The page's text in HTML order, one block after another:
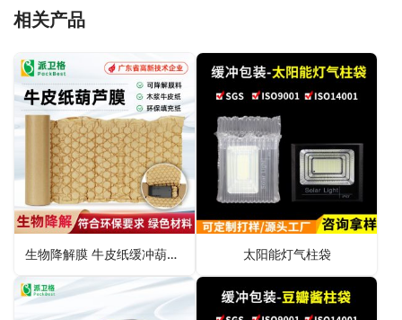
相关产品
生物降解膜 牛皮纸缓冲葫芦膜 太阳能灯气柱袋